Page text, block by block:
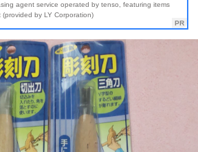
agent service operated by tenso, featuring items
(provided by LY Corporation)